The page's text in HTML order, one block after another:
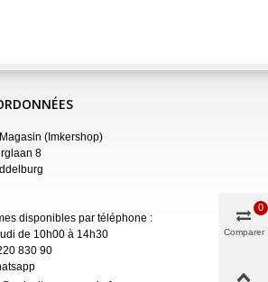
(Imkershop)
8
disponibles par téléphone :
de 10h00 à 14h30
830 90
Comparer
0